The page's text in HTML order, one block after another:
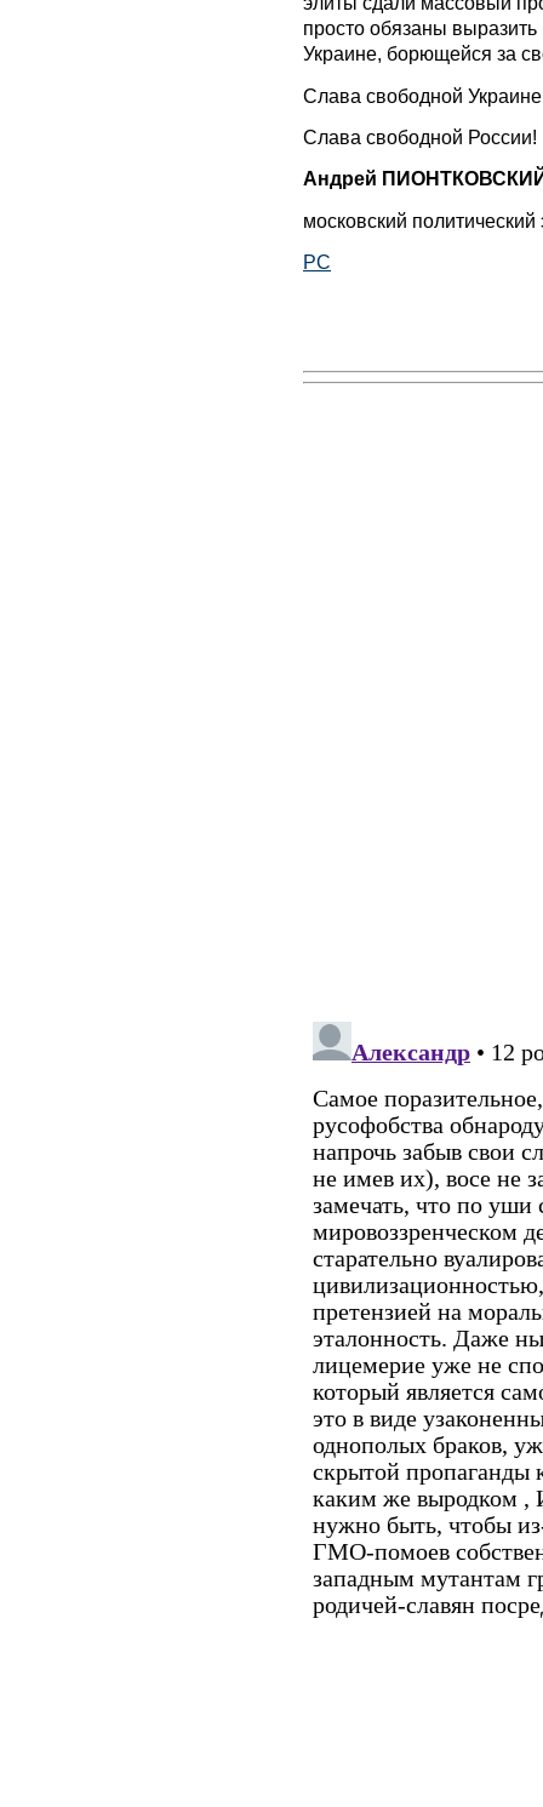
просто обязаны
Украине, борющейся за
Слава свободной
Слава свободной России!
Андрей
московский политический
РС